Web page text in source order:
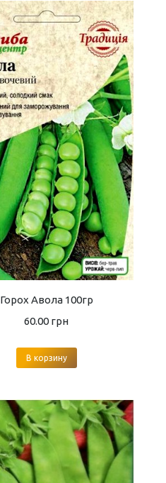
Горох Авола 100гр
60.00 грн
В корзину